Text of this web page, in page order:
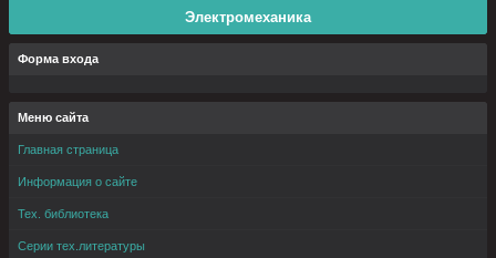
Электромеханика
Форма входа
Меню сайта
Главная страница
Информация о сайте
Тех. библиотека
Серии тех.литературы